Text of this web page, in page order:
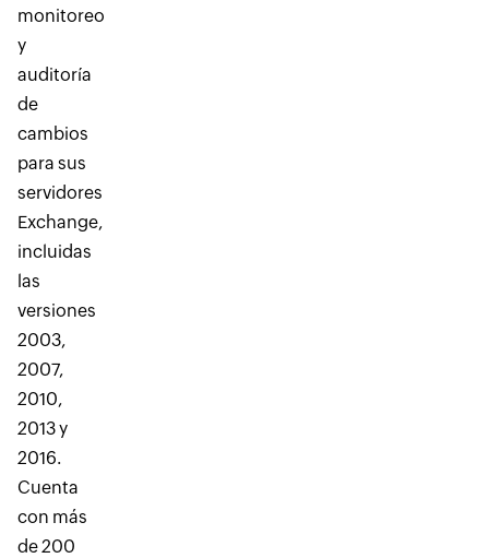
monitoreo
y
auditoría
de
cambios
para sus
servidores
Exchange,
incluidas
las
versiones
2003,
2007,
2010,
2013 y
2016.
Cuenta
con más
de 200